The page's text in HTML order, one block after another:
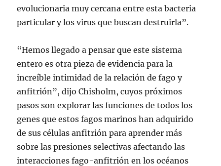
evolucionaria muy cercana entre esta bacteria
particular y los virus que buscan destruirla”.
“Hemos llegado a pensar que este sistema
entero es otra pieza de evidencia para la
increíble intimidad de la relación de fago y
anfitrión”, dijo Chisholm, cuyos próximos
pasos son explorar las funciones de todos los
genes que estos fagos marinos han adquirido
de sus células anfitrión para aprender más
sobre las presiones selectivas afectando las
interacciones fago-anfitrión en los océanos